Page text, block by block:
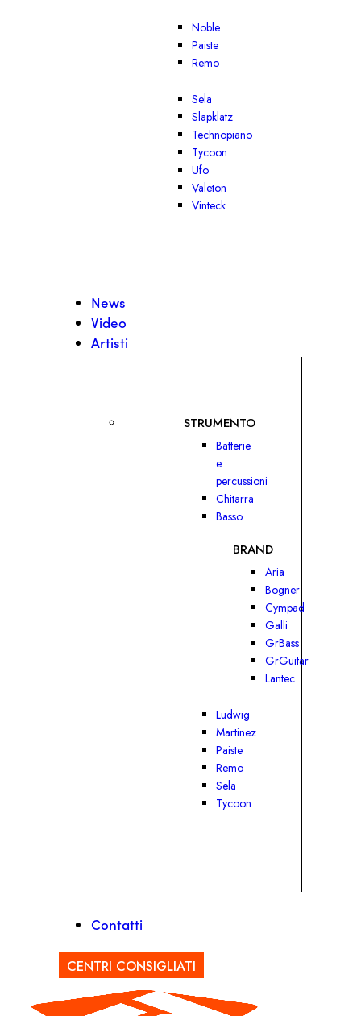
Noble
Paiste
Remo
Sela
Slapklatz
Technopiano
Tycoon
Ufo
Valeton
Vinteck
News
Video
Artisti
STRUMENTO
Batterie
e
percussioni
Chitarra
Basso
BRAND
Aria
Bogner
Cympad
Galli
GrBass
GrGuitar
Lantec
Ludwig
Martinez
Paiste
Remo
Sela
Tycoon
Contatti
CENTRI CONSIGLIATI